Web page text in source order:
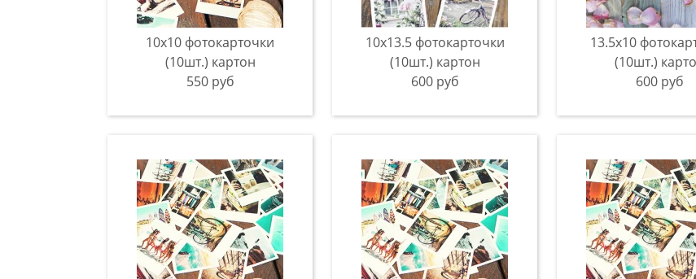
10х10 фотокарточки
(10шт.) картон
550 руб
10х13.5 фотокарточки
(10шт.) картон
600 руб
13.5х10
(10шт.)
600 руб